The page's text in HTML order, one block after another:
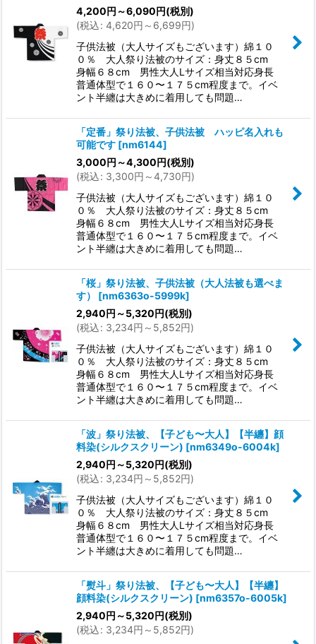
4,200円 ～6,090円(税別)
(税込: 4,620円 ～6,699円)
子供法被（大人サイズもございます）綿１０
０％ 大人祭り法被のサイズ：身丈８５cm
身幅６８cm 男性大人Lサイズ相当対応身長
普通体型で１６０〜１７５cm程度まで。イベ
ント半纏は大きめに着用しても問題…
「定番」祭り法被、子供法被 ハッピ名入れも
可能です [nm6144]
3,000円 ～4,300円(税別)
(税込: 3,300円 ～4,730円)
子供法被（大人サイズもございます）綿１０
０％ 大人祭り法被のサイズ：身丈８５cm
身幅６８cm 男性大人Lサイズ相当対応身長
普通体型で１６０〜１７５cm程度まで。イベ
ント半纏は大きめに着用しても問題…
「桜」祭り法被、子供法被（大人法被も選べま
す）
[nm6363o-5999k]
2,940円 ～5,320円(税別)
(税込: 3,234円 ～5,852円)
子供法被（大人サイズもございます）綿１０
０％ 大人祭り法被のサイズ：身丈８５cm
身幅６８cm 男性大人Lサイズ相当対応身長
普通体型で１６０〜１７５cm程度まで。イベ
ント半纏は大きめに着用しても問題…
「波」祭り法被、【子ども〜大人】【半纏】顔
料染(シルクスクリーン) [nm6349o-6004k]
2,940円 ～5,320円(税別)
(税込: 3,234円 ～5,852円)
子供法被（大人サイズもございます）綿１０
０％ 大人祭り法被のサイズ：身丈８５cm
身幅６８cm 男性大人Lサイズ相当対応身長
普通体型で１６０〜１７５cm程度まで。イベ
ント半纏は大きめに着用しても問題…
「熨斗」祭り法被、【子ども〜大人】【半纏】
顔料染(シルクスクリーン) [nm6357o-6005k]
2,940円 ～5,320円(税別)
(税込: 3,234円 ～5,852円)